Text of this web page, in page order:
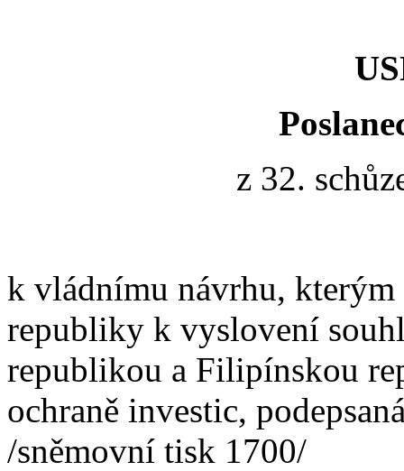
z 32.
k vládnímu návrhu, kterým
republiky k vyslovení
republikou a Filipínskou
ochraně investic,
/sněmovní tisk 1700/